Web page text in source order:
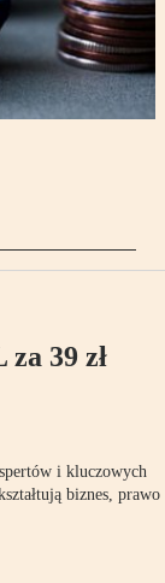
39 zł
i kluczowych
biznes, prawo